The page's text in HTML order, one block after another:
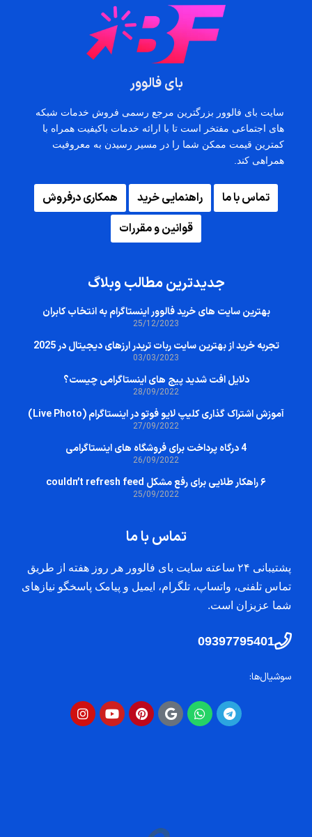
بای فالوور
سایت بای فالوور بزرگترین مرجع رسمی فروش خدمات شبکه
های اجتماعی مفتخر است تا با ارائه خدمات باکیفیت همراه با
کمترین قیمت ممکن شما را در مسیر رسیدن به معروفیت
همراهی کند.
تماس با ما راهنمایی خرید
همکاری درفروش
قوانین و مقررات
جدیدترین مطالب وبلاگ
بهترین سایت‌ های خرید فالوور اینستاگرام به انتخاب کابران
25/12/2023
تجربه خرید از بهترین سایت ربات تریدر ارزهای دیجیتال در 2025
03/03/2023
دلایل افت شدید پیج های اینستاگرامی چیست؟
28/09/2022
آموزش اشتراک گذاری کلیپ لایو فوتو در اینستاگرام (Live Photo)
27/09/2022
4 درگاه پرداخت برای فروشگاه های اینستاگرامی
26/09/2022
۶ راهکار طلایی برای رفع مشکل couldn’t refresh feed
25/09/2022
تماس با ما
پشتیبانی ۲۴ ساعته سایت بای فالوور هر روز هفته از طریق
تماس تلفنی، واتساپ، تلگرام، ایمیل و پیامک پاسخگو نیازهای
شما عزیزان است.
09397795401
سوشیال‌ها: